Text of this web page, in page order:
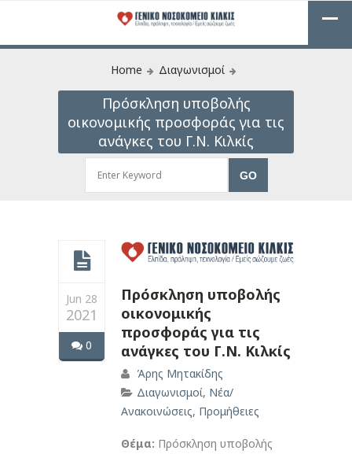
Home Διαγωνισμοί
Πρόσκληση υποβολής
οικονομικής προσφοράς για τις
ανάγκες του Γ.Ν. Κιλκίς
Jun 28
2021
0
Πρόσκληση υποβολής
οικονομικής
προσφοράς για τις
ανάγκες του Γ.Ν. Κιλκίς
Άρης Μητακίδης
Διαγωνισμοί, Νέα/
Ανακοινώσεις, Προμήθειες
Θέμα: Πρόσκληση υποβολής